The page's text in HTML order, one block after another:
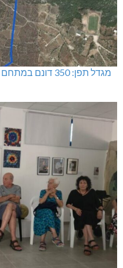
מגדל תפן: 350 דונם במתחם חדש